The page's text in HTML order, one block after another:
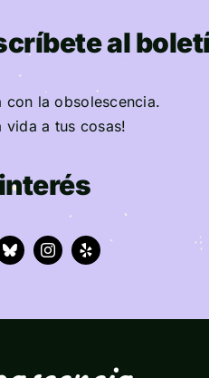
al
con la obsolescencia.
vida a tus cosas!